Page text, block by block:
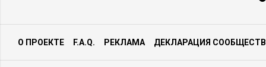
О ПРОЕКТЕ F.A.Q. РЕКЛАМА ДЕКЛАРАЦИЯ